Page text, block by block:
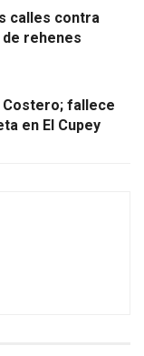
calles contra
rehenes
Costero; fallece
en El Cupey